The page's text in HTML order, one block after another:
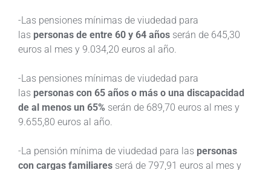
-Las pensiones mínimas de viudedad para
las personas de entre 60 y 64 años serán de 645,30
euros al mes y 9.034,20 euros al año.
-Las pensiones mínimas de viudedad para
las personas con 65 años o más o una discapacidad
de al menos un 65% serán de 689,70 euros al mes y
9.655,80 euros al año.
-La pensión mínima de viudedad para las personas
con cargas familiares será de 797,91 euros al mes y